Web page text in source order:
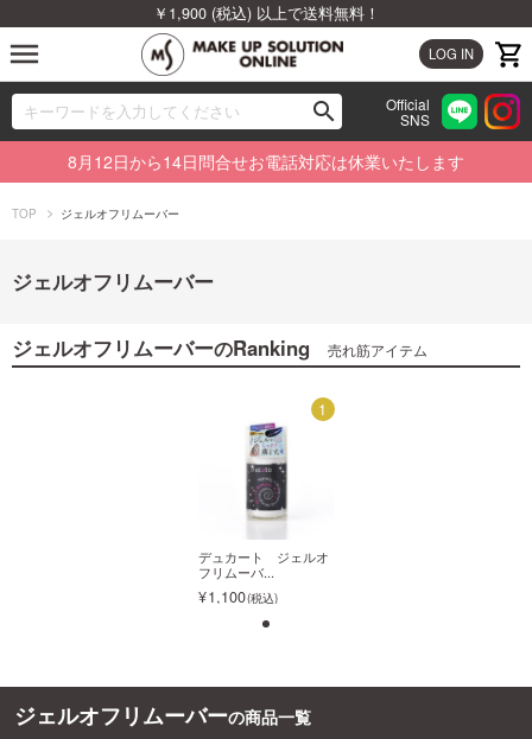
￥1,900 (税込) 以上で送料無料！
LOG IN
menu
search
00
Official
SNS
ブランドから探す
カテゴリから探す
特集から探す
ビューティジャーナルから探す
8月12日から14日問合せお電話対応は休業いたします
TOP ジェルオフリムーバー
ジェルオフリムーバー
ジェルオフリムーバーのRanking 売れ筋アイテム
1
デュカート ジェルオ
フリムーバ...
1,100
ジェルオフリムーバーの商品一覧